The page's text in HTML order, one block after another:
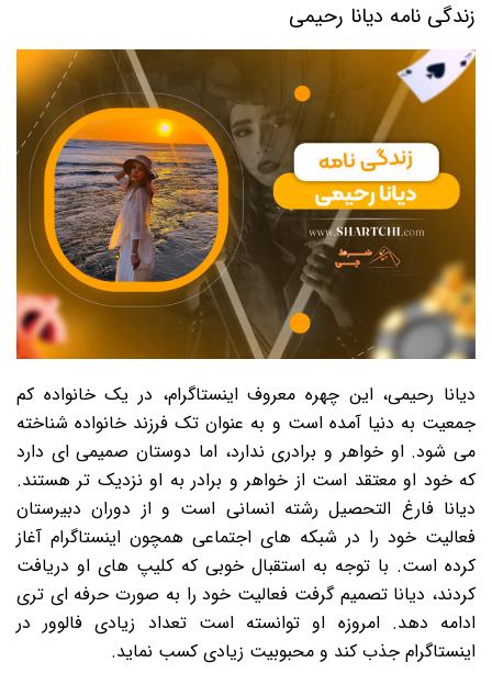
زندگی نامه دیانا رحیمی
دیانا رحیمی، این چهره معروف اینستاگرام، در یک خانواده کم
جمعیت به دنیا آمده است و به عنوان تک فرزند خانواده شناخته
می شود. او خواهر و برادری ندارد، اما دوستان صمیمی ای دارد
که خود او معتقد است از خواهر و برادر به او نزدیک تر هستند.
دیانا فارغ التحصیل رشته انسانی است و از دوران دبیرستان
فعالیت خود را در شبکه های اجتماعی همچون اینستاگرام آغاز
کرده است. با توجه به استقبال خوبی که کلیپ های او دریافت
کردند، دیانا تصمیم گرفت فعالیت خود را به صورت حرفه ای تری
ادامه دهد. امروزه او توانسته است تعداد زیادی فالوور در
اینستاگرام جذب کند و محبوبیت زیادی کسب نماید.